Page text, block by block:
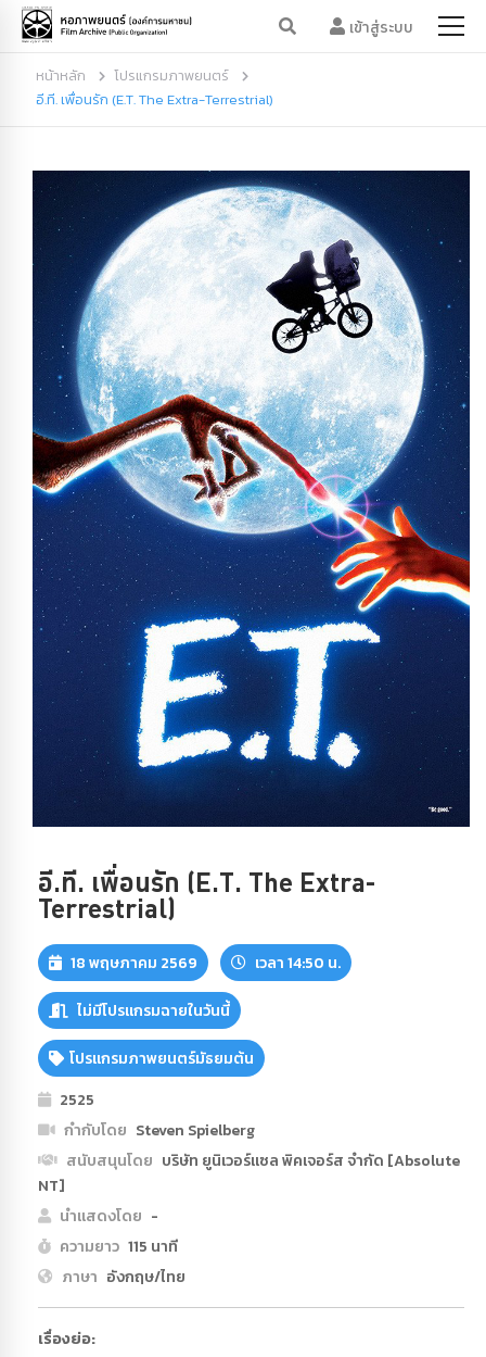
เข้าสู่ระบบ
หน้าหลัก
โปรแกรมภาพยนตร์
อี.ที. เพื่อนรัก (E.T. The Extra-Terrestrial)
อี.ที. เพื่อนรัก (E.T. The Extra-
Terrestrial)
18 พฤษภาคม 2569 เวลา 14:50 น.
ไม่มีโปรแกรมฉายในวันนี้
โปรแกรมภาพยนตร์มัธยมต้น
2525
กำกับโดย Steven Spielberg
สนับสนุนโดย บริษัท ยูนิเวอร์แซล พิคเจอร์ส จำกัด [Absolute
NT]
นำแสดงโดย -
ความยาว 115 นาที
ภาษา อังกฤษ/ไทย
เรื่องย่อ: